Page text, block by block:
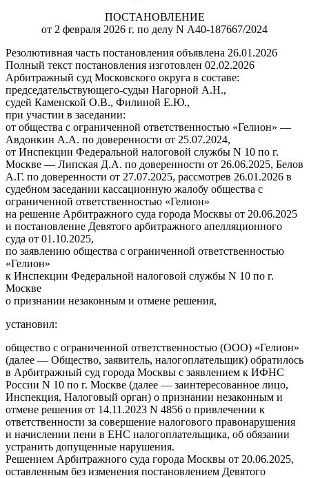
ПОСТАНОВЛЕНИЕ
от 2 февраля 2026 г. по делу N А40-187667/2024
Резолютивная часть постановления объявлена 26.01.2026
Полный текст постановления изготовлен 02.02.2026
Арбитражный суд Московского округа в составе:
председательствующего-судьи Нагорной А.Н.,
судей Каменской О.В., Филиной Е.Ю.,
при участии в заседании:
от общества с ограниченной ответственностью «Гелион» —
Авдонкин А.А. по доверенности от 25.07.2024,
от Инспекции Федеральной налоговой службы N 10 по г.
Москве — Липская Д.А. по доверенности от 26.06.2025, Белов
А.Г. по доверенности от 27.07.2025, рассмотрев 26.01.2026 в
судебном заседании кассационную жалобу общества с
ограниченной ответственностью «Гелион»
на решение Арбитражного суда города Москвы от 20.06.2025
и постановление Девятого арбитражного апелляционного
суда от 01.10.2025,
по заявлению общества с ограниченной ответственностью
«Гелион»
к Инспекции Федеральной налоговой службы N 10 по г.
Москве
о признании незаконным и отмене решения,
установил:
общество с ограниченной ответственностью (ООО) «Гелион»
(далее — Общество, заявитель, налогоплательщик) обратилось
в Арбитражный суд города Москвы с заявлением к ИФНС
России N 10 по г. Москве (далее — заинтересованное лицо,
Инспекция, Налоговый орган) о признании незаконным и
отмене решения от 14.11.2023 N 4856 о привлечении к
ответственности за совершение налогового правонарушения
и начислении пени в ЕНС налогоплательщика, об обязании
устранить допущенные нарушения.
Решением Арбитражного суда города Москвы от 20.06.2025,
оставленным без изменения постановлением Девятого